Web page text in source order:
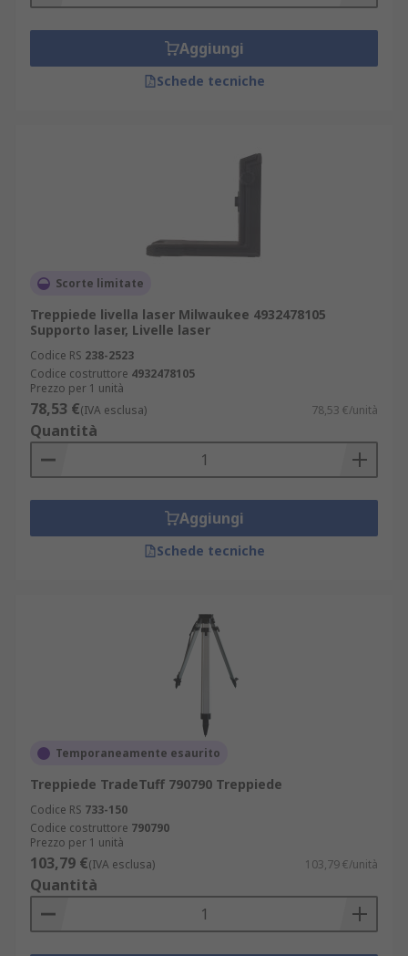
Aggiungi
Schede tecniche
Scorte limitate
Treppiede livella laser Milwaukee 4932478105
Supporto laser, Livelle laser
Codice RS 238-2523
Codice costruttore 4932478105
Prezzo per 1 unità
78,53 €(IVA esclusa) 78,53 €/unità
Quantità
Aggiungi
Schede tecniche
Temporaneamente esaurito
Treppiede TradeTuff 790790 Treppiede
Codice RS 733-150
Codice costruttore 790790
Prezzo per 1 unità
103,79 €(IVA esclusa) 103,79 €/unità
Quantità